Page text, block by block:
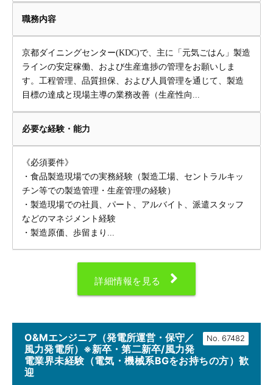
職務内容
京都ダイニングセンター(KDC)で、主に「元気ごはん」製造
ラインの安定稼働、および生産進捗の管理をお願いしま
す。工程管理、品質担保、および人員管理を通じて、製造
目標の達成と現場主導の業務改善（生産性向...
必要な経験・能力
《必須要件》
・食品製造現場での実務経験（製造工場、セントラルキッ
チン等での製造管理・生産管理の経験）
・製造現場での社員、パート、アルバイト、派遣スタッフ
などのマネジメント経験
・製造原価、歩留まり...
詳細情報を見る
No.
O&Mエンジニア（発電所運営・保守／
風力発電所）※新卒・第二新卒/風力発
電業界未経験（電気・機械系BGをお持ちの方）歓
迎